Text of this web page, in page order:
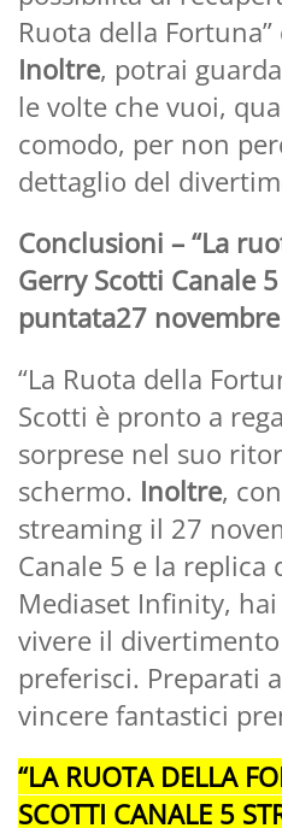
Ruota della
Inoltre, potrai
le volte che vuoi,
comodo, per non
dettaglio del
Conclusioni – “La
Gerry Scotti Canale
puntata27
“La Ruota della
Scotti è pronto a
sorprese nel suo
schermo. Inoltre,
streaming il 27
Canale 5 e la replica
Mediaset Infinity,
vivere il
preferisci. Preparati
vincere fantastici
“LA RUOTA DELLA
SCOTTI CANALE 5